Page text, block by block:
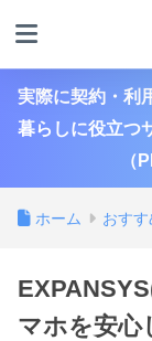
実際に契約・利
暮らしに役立つ
（
ホーム おすす
マホを安心